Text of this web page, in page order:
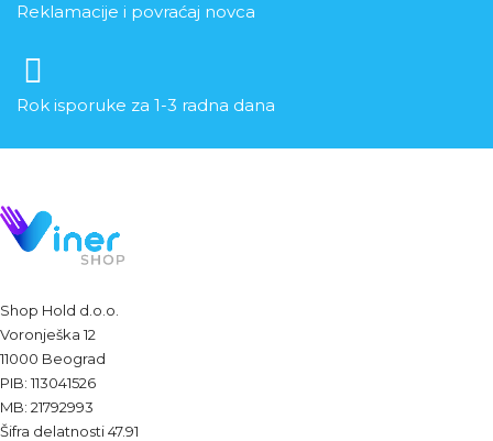
Reklamacije i povraćaj novca
Rok isporuke za 1-3 radna dana
Shop Hold d.o.o.
Voronješka 12
11000 Beograd
PIB: 113041526
MB: 21792993
Šifra delatnosti 47.91